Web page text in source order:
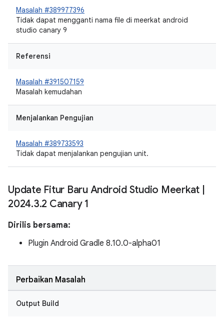
Masalah #389977396
Tidak dapat mengganti nama file di meerkat android
studio canary 9
Referensi
Masalah #391507159
Masalah kemudahan
Menjalankan Pengujian
Masalah #389733593
Tidak dapat menjalankan pengujian unit.
Update Fitur Baru Android Studio Meerkat
2024.3.2 Canary 1
Dirilis bersama:
Plugin Android Gradle 8.10.0-alpha01
Perbaikan Masalah
Output Build